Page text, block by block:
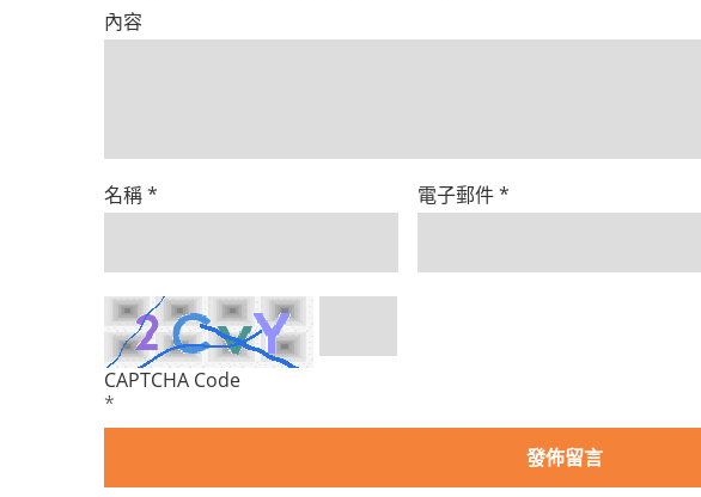
內容
名稱* 電子郵件*
CAPTCHA Code
*